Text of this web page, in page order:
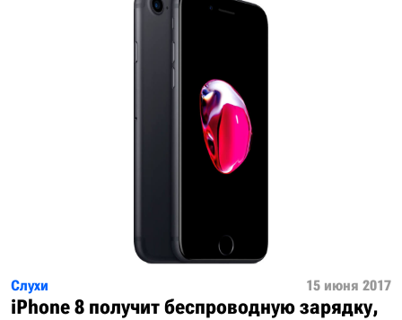
Слухи 15 июня 2017
iPhone 8 получит беспроводную зарядку,